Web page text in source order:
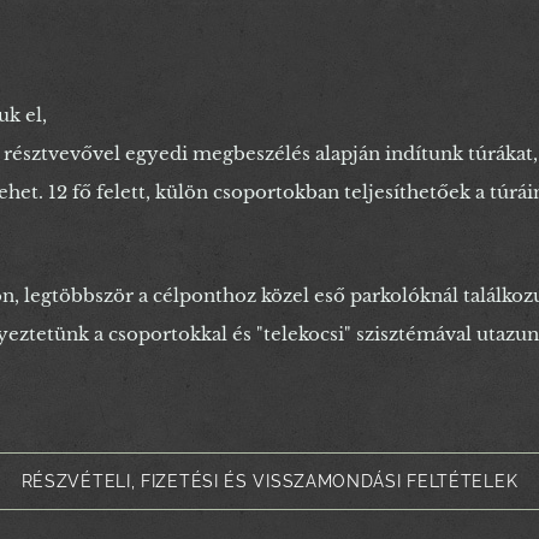
el,
egyedi megbeszélés alapján indítunk
12 fő felett, külön csoportokban teljesíthetőek a
legtöbbször a célponthoz közel eső parkolóknál
a csoportokkal és "telekocsi" szisztémával
RÉSZVÉTELI, FIZETÉSI ÉS VISSZAMONDÁSI FELTÉTELEK